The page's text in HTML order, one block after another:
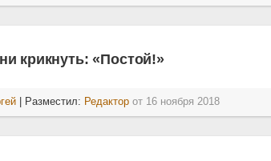
крикнуть: «Постой!»
| Разместил: Редактор от 16 ноября 2018